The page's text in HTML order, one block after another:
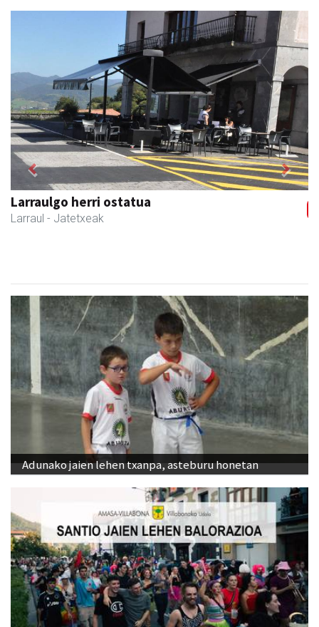
Larraulgo herri ostatua
Larraul - Jatetxeak
Previous Next
Adunako jaien lehen txanpa, asteburu honetan